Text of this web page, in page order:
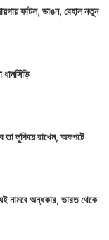
ফাটল, ভাঙন, বেহাল নতুন
তা লুকিয়ে রাখেন, অকপটে
নামবে অন্ধকার, ভারত থেকে